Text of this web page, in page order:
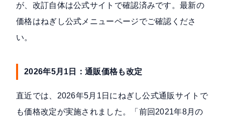
が、改訂自体は公式サイトで確認済みです。最新の
価格はねぎし公式メニューページでご確認くださ
い。
2026年5月1日：通販価格も改定
直近では、2026年5月1日にねぎし公式通販サイトで
も価格改定が実施されました。「 前回2021年8月の